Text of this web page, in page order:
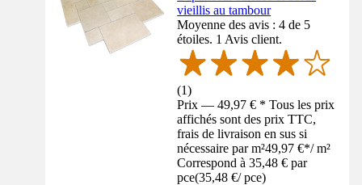
vieillis au tambour
Moyenne des avis : 4 de 5
étoiles. 1 Avis client.
(1)
Prix — 49,97 € * Tous les prix
affichés sont des prix TTC,
frais de livraison en sus si
nécessaire par m²49,97 €*/ m²
Correspond à 35,48 € par
pce(35,48 €/ pce)